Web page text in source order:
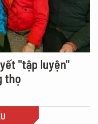
"tập luyện"
thọ